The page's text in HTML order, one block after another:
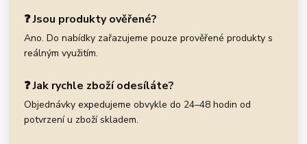
❓ Jsou produkty ověřené?
Ano. Do nabídky zařazujeme pouze prověřené produkty s
reálným využitím.
❓ Jak rychle zboží odesíláte?
Objednávky expedujeme obvykle do 24–48 hodin od
potvrzení u zboží skladem.